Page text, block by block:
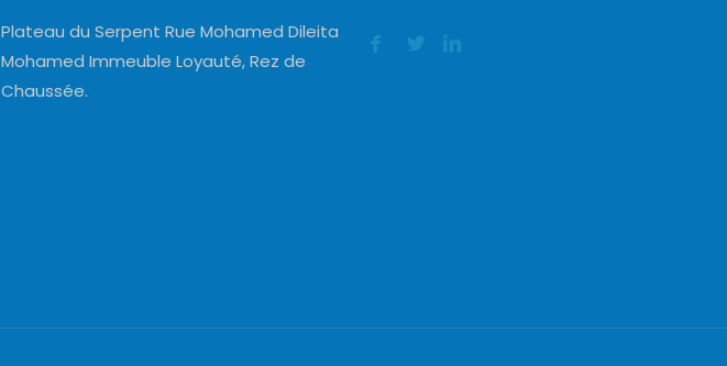
Plateau du Serpent Rue Mohamed Dileita
Mohamed Immeuble Loyauté, Rez de
Chaussée.